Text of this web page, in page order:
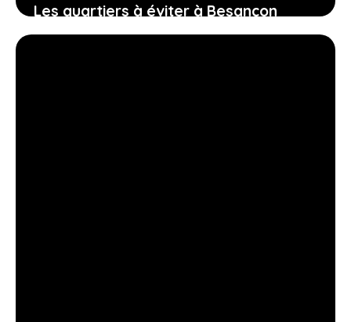
Les quartiers à éviter à Besançon
19 février 2026